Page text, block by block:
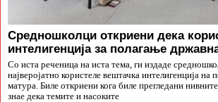
Средношколци откриени дека
интелигенција за полагање
Со иста реченица на иста тема, ги издаде
најверојатно користеле вештачка интелигенција на
матура. Биле откриени кога биле прегледани
знае дека темите и насоките